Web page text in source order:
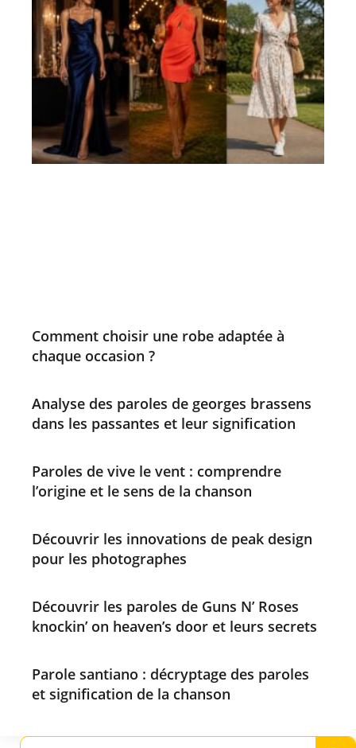
Comment choisir une robe adaptée à
chaque occasion ?
Analyse des paroles de georges brassens
dans les passantes et leur signification
Paroles de vive le vent : comprendre
l’origine et le sens de la chanson
Découvrir les innovations de peak design
pour les photographes
Découvrir les paroles de Guns N’ Roses
knockin’ on heaven’s door et leurs secrets
Parole santiano : décryptage des paroles
et signification de la chanson